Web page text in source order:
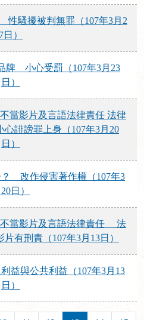
騷擾被判無罪（107年3月2
7日）
牌 小心受罰（107年3月23
日）
當影片及言語法律責任 法律
誹謗罪上身（107年3月20
日）
改作侵害著作權（107年3
日）
當影片及言語法律責任 法
有刑責（107年3月13日）
益與公共利益（107年3月13
日）